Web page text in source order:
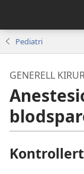
Pediatri
GENERELL